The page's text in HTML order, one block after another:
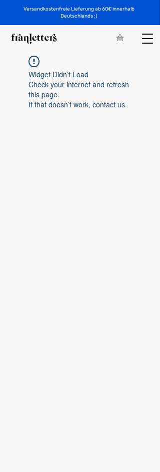
Versandkostenfreie Lieferung ab 60€ innerhalb
Deutschlands :)
Widget Didn’t Load
Check your internet and refresh
this page.
If that doesn’t work, contact us.